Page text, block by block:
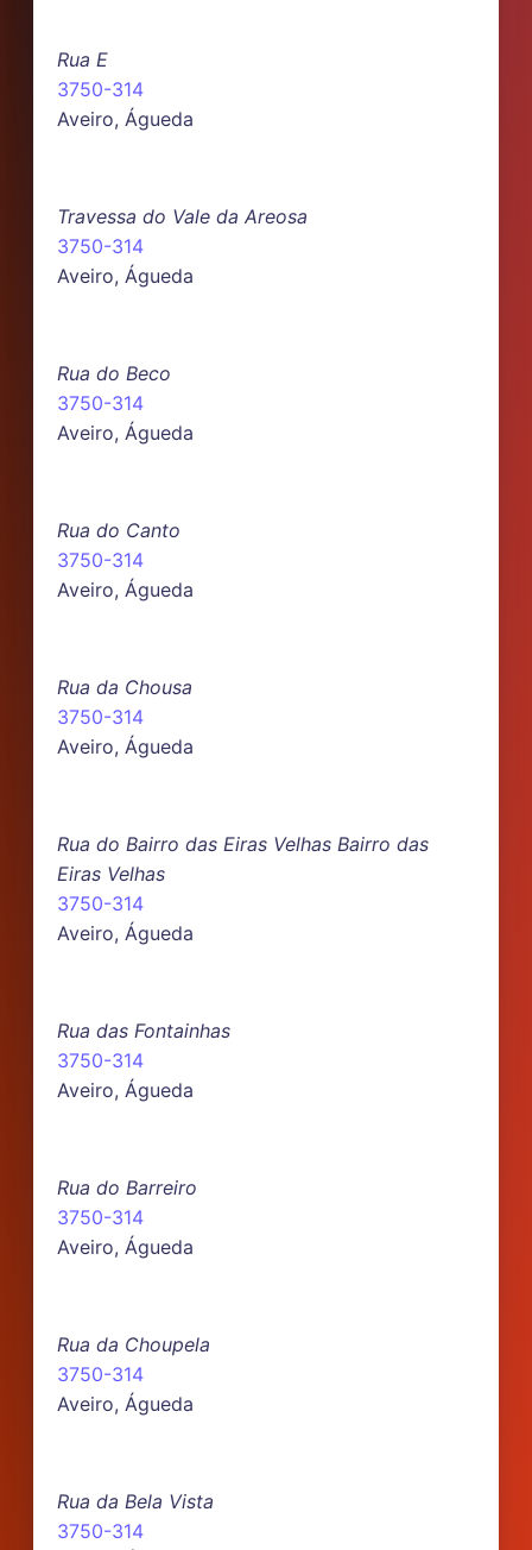
Rua E
3750-314
Aveiro, Águeda
Travessa do Vale da Areosa
3750-314
Aveiro, Águeda
Rua do Beco
3750-314
Aveiro, Águeda
Rua do Canto
3750-314
Aveiro, Águeda
Rua da Chousa
3750-314
Aveiro, Águeda
Rua do Bairro das Eiras Velhas Bairro das
Eiras Velhas
3750-314
Aveiro, Águeda
Rua das Fontainhas
3750-314
Aveiro, Águeda
Rua do Barreiro
3750-314
Aveiro, Águeda
Rua da Choupela
3750-314
Aveiro, Águeda
Rua da Bela Vista
3750-314